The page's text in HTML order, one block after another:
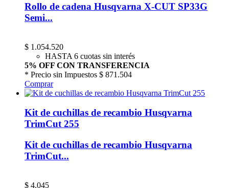
Rollo de cadena Husqvarna X-CUT SP33G
Semi...
$ 1.054.520
HASTA 6 cuotas sin interés
5% OFF CON TRANSFERENCIA
* Precio sin Impuestos $ 871.504
Comprar
Kit de cuchillas de recambio Husqvarna
TrimCut 255
Kit de cuchillas de recambio Husqvarna
TrimCut...
$ 4.045